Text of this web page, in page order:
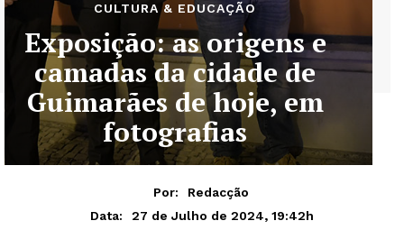
CULTURA & EDUCAÇÃO
Exposição: as origens e
camadas da cidade de
Guimarães de hoje, em
fotografias
Por:
Redacção
Data:
27 de Julho de 2024, 19:42h